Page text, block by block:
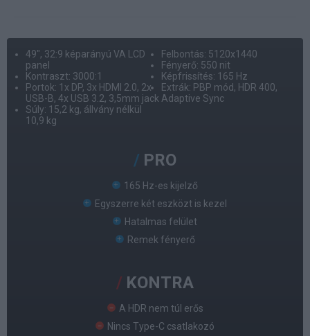
49", 32:9 képarányú VA LCD
panel
Felbontás: 5120x1440
Fényerő: 550 nit
Kontraszt: 3000:1
Képfrissítés: 165 Hz
Portok: 1x DP, 3x HDMI 2.0, 2x
USB-B, 4x USB 3.2, 3,5mm jack
Extrák: PBP mód, HDR 400,
Adaptive Sync
Súly: 15,2 kg, állvány nélkül
10,9 kg
PRO
165 Hz-es kijelző
Egyszerre két eszközt is kezel
Hatalmas felület
Remek fényerő
KONTRA
A HDR nem túl erős
Nincs Type-C csatlakozó